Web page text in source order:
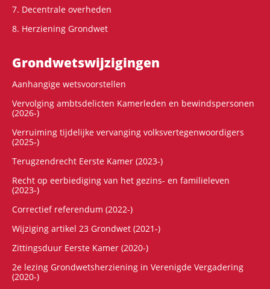
7. Decentrale overheden
8. Herziening Grondwet
Grondwets­wijzigingen
Aanhangige wetsvoorstellen
Vervolging ambtsdelicten Kamerleden en bewindspersonen
(2026-)
Verruiming tijdelijke vervanging volksvertegenwoordigers
(2025-)
Terugzendrecht Eerste Kamer (2023-)
Recht op eerbiediging van het gezins- en familieleven
(2023-)
Correctief referendum (2022-)
Wijziging artikel 23 Grondwet (2021-)
Zittingsduur Eerste Kamer (2020-)
2e lezing Grondwetsherziening in Verenigde Vergadering
(2020-)